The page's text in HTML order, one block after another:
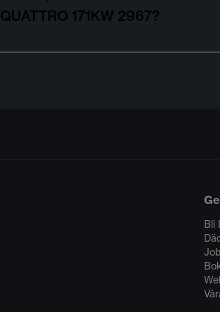
QUATTRO 171KW 2967?
Bli